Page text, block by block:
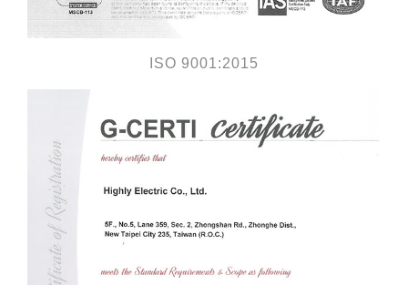
ISO 9001:2015